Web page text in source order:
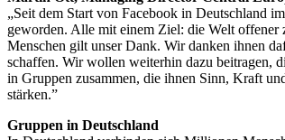
„Seit dem Start von Facebook in Deutschland
geworden. Alle mit einem Ziel: die Welt offener
Menschen gilt unser Dank. Wir danken ihnen
schaffen. Wir wollen weiterhin dazu beitragen,
in Gruppen zusammen, die ihnen Sinn, Kraft
stärken.”
Gruppen in Deutschland